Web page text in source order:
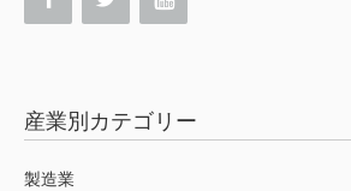
産業別カテゴリー
製造業